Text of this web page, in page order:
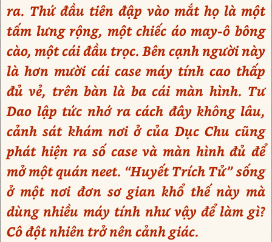
ra. Thứ đầu tiên đập vào mắt họ là một
tấm lưng rộng, một chiếc áo may-ô bông
cào, một cái đầu trọc. Bên cạnh người này
là hơn mười cái case máy tính cao thấp
đủ vẻ, trên bàn là ba cái màn hình. Tư
Dao lập tức nhớ ra cách đây không lâu,
cảnh sát khám nơi ở của Dục Chu cũng
phát hiện ra số case và màn hình đủ để
mở một quán neet. “Huyết Trích Tử” sống
ở một nơi đơn sơ gian khổ thế này mà
dùng nhiều máy tính như vậy để làm gì?
Cô đột nhiên trở nên cảnh giác.